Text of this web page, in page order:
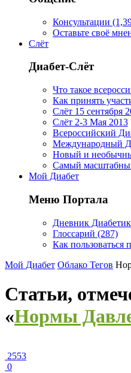
Консультации
Оставьте своё
Слёт
Диабет-Слёт
Что такое
Как принять
Слёт 15 сентября
Слёт 2-3 Мая 2013
Всероссийский
Международный
Новый и
Самый
Мой Диабет
Меню Портала
Дневник
Глоссарий (287)
Как
Мой Диабет Облако Тегов
Статьи,
«Нормы
2553
0